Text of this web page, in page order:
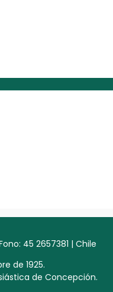
45 2657381 | Chile
de 1925.
de Concepción.